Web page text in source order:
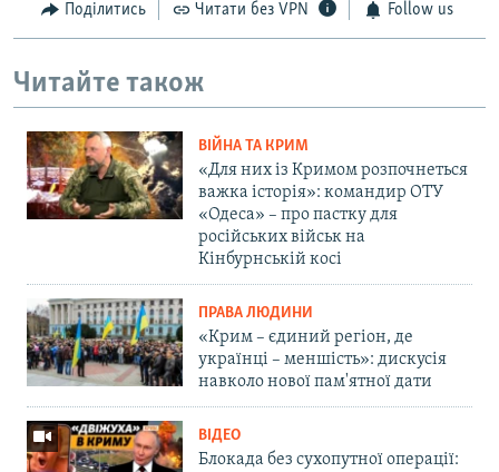
Поділитись Читати без VPN Follow us
Читайте також
ВІЙНА ТА КРИМ
«Для них із Кримом розпочнеться
важка історія»: командир ОТУ
«Одеса» – про пастку для
російських військ на
Кінбурнській косі
ПРАВА ЛЮДИНИ
«Крим – єдиний регіон, де
українці – меншість»: дискусія
навколо нової пам'ятної дати
ВІДЕО
Блокада без сухопутної операції: